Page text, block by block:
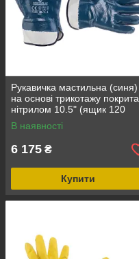
Рукавичка мастильна (синя)
на основі трикотажу покрита
нітрилом 10.5" (ящик 120
пар) INTERTOOL SP-0001W
В наявності
6 175 ₴
Купити